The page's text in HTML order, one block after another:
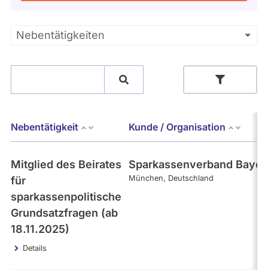
Mandaten
werden
Primäre
Nebentätigkeiten
Kategorie
- Alle -
Nebentätigkeit Kunde / Organisation
Mitglied des Beirates
für
sparkassenpolitische
Grundsatzfragen (ab
18.11.2025)
Details
Sparkassenverband
München Deutschland